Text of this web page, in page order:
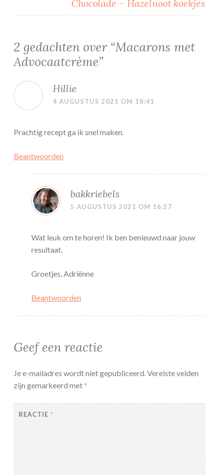
Chocolade – Hazelnoot koekjes
2 gedachten over “Macarons met
Advocaatcrème”
Hillie
4 AUGUSTUS 2021 OM 18:41
Prachtig recept ga ik snel maken.
Beantwoorden
bakkriebels
5 AUGUSTUS 2021 OM 16:27
Wat leuk om te horen! Ik ben benieuwd naar jouw
resultaat.
Groetjes, Adriënne
Beantwoorden
Geef een reactie
Je e-mailadres wordt niet gepubliceerd.Vereiste velden
zijn gemarkeerd met*
REACTIE *